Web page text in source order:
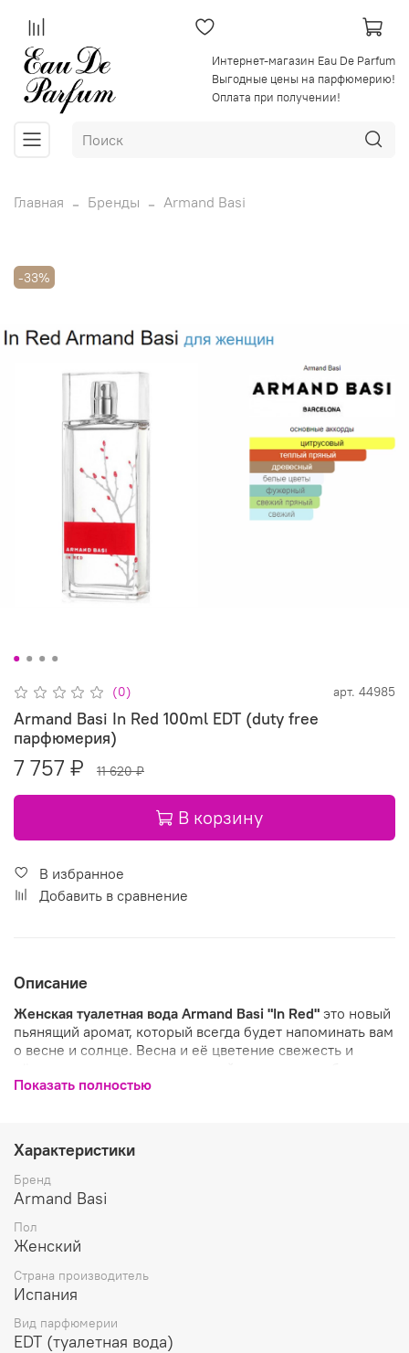
Интернет-магазин Eau De Parfum
Выгодные цены на парфюмерию!
Оплата при получении!
Главная Бренды Armand Basi
-33%
(0) арт. 44985
Armand Basi In Red 100ml EDT (duty free
парфюмерия)
7 757 ₽ 11 620 ₽
В корзину
В избранное
Добавить в сравнение
Описание
Женская туалетная вода Armand Basi "In Red" это новый
пьянящий аромат, который всегда будет напоминать вам
о весне и солнце. Весна и её цветение свежесть и
женская туалетная вода Armand Basi "In Red".
женщине. И не важно какое время года за окном,
весеннее или летнее настроение будет с вами стоит
вам купить женские духи в нашем интернет магазине
парфюмерии, вы никогда не пожалеете, попробуйте
истинно восточный тонкий и волнующий аромат
содержит туалетная вода Armand Basi "In Red".
Туалетная вода Armand Basi "In Red" это сочетание
фруктов цветов свежести и мускуса, нежность и
утончённость, лёгкость и улыбка.
Показать полностью
Характеристики
Бренд
Armand Basi
Пол
Женский
Страна производитель
Испания
Вид парфюмерии
EDT (туалетная вода)